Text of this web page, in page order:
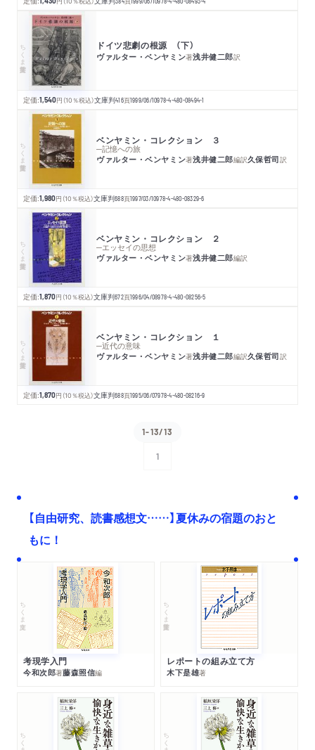
ちくま学芸文庫 ドイツ悲劇の根源 （下）
ヴァルター・ベンヤミン著浅井健二郎訳
定価:1,540円 （10％税込）文庫判416頁1999/06/10978-4-480-08494-1
ちくま学芸文庫 ベンヤミン・コレクション ３
─記憶への旅
ヴァルター・ベンヤミン著浅井健二郎編訳久保哲司訳
定価:1,980円 （10％税込）文庫判688頁1997/03/10978-4-480-08329-6
ちくま学芸文庫 ベンヤミン・コレクション ２
─エッセイの思想
ヴァルター・ベンヤミン著浅井健二郎編訳
定価:1,870円 （10％税込）文庫判672頁1996/04/08978-4-480-08256-5
ちくま学芸文庫 ベンヤミン・コレクション １
─近代の意味
ヴァルター・ベンヤミン著浅井健二郎編訳久保哲司訳
定価:1,870円 （10％税込）文庫判688頁1995/06/07978-4-480-08216-9
1-13/13
1
【自由研究、読書感想文……】夏休みの宿題のおと
もに！
ちくま文庫
考現学入門
今和次郎著藤森照信編
ちくま学芸文庫
レポートの組み立て方
木下是雄著
ちくま文庫 ちくま文庫